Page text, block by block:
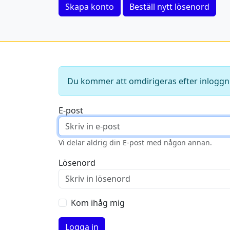
Skapa konto Beställ nytt lösenord
Du kommer att omdirigeras efter
E-post
Vi delar aldrig din E-post med någon annan.
Lösenord
Kom ihåg mig